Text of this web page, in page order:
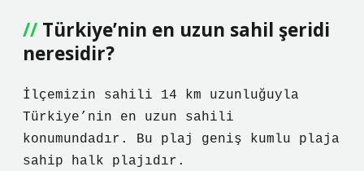
Türkiye’nin en uzun sahil şeridi
neresidir?
İlçemizin sahili 14 km uzunluğuyla
Türkiye’nin en uzun sahili
konumundadır. Bu plaj geniş kumlu plaja
sahip halk plajıdır.